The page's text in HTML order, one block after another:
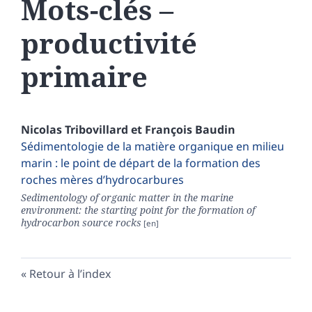
Mots-clés –
productivité
primaire
NicolasTribovillard et François Baudin
Sédimentologie de la matière organique en milieu
marin : le point de départ de la formation des
roches mères d’hydrocarbures
Sedimentology of organic matter in the marine
environment: the starting point for the formation of
hydrocarbon source rocks
Retour à l’index